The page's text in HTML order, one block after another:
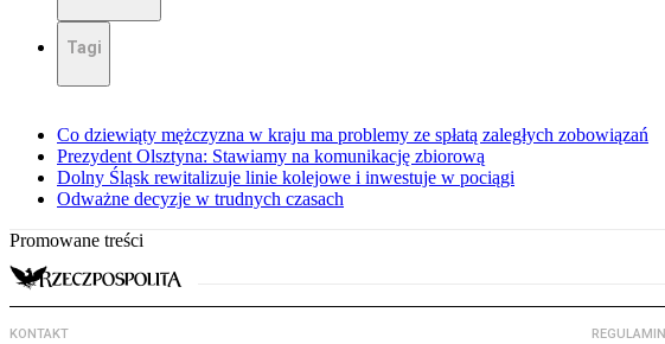
Tagi
Co dziewiąty mężczyzna w kraju ma problemy ze spłatą zaległych zobowiązań
Prezydent Olsztyna: Stawiamy na komunikację zbiorową
Dolny Śląsk rewitalizuje linie kolejowe i inwestuje w pociągi
Odważne decyzje w trudnych czasach
Promowane treści
KONTAKT REGULAMIN